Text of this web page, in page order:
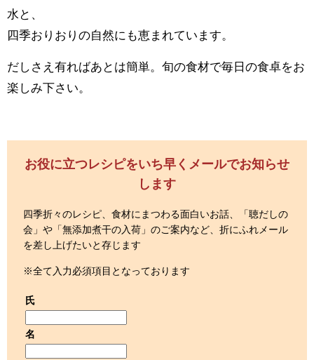
水と、
四季おりおりの自然にも恵まれています。
だしさえ有ればあとは簡単。旬の食材で毎日の食卓をお
楽しみ下さい。
お役に立つレシピをいち早くメールでお知らせ
します
四季折々のレシピ、食材にまつわる面白いお話、「聴だしの
会」や「無添加煮干の入荷」のご案内など、折にふれメール
を差し上げたいと存じます
※全て入力必須項目となっております
氏
名